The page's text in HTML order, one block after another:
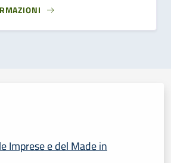
Imprese e del Made in